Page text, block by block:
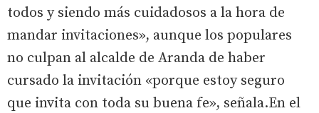
todos y siendo más cuidadosos a la hora de
mandar invitaciones», aunque los populares
no culpan al alcalde de Aranda de haber
cursado la invitación «porque estoy seguro
que invita con toda su buena fe», señala.En el